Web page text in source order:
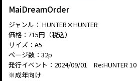
MaiDreamOrder
ジャンル： HUNTER×HUNTER
価格：715円（税込）
サイズ：A5
ページ数：32p
発行イベント：2024/09/01 Re:HUNTER 10
※成年向け